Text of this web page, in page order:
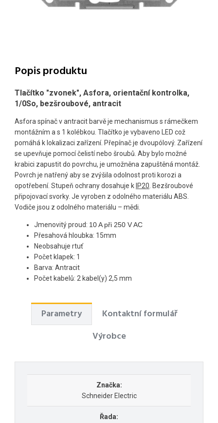
Popis produktu
Tlačítko "zvonek", Asfora, orientační kontrolka,
1/0So, bezšroubové, antracit
Asfora spínač v antracit barvě je mechanismus s rámečkem
montážním a s 1 kolébkou. Tlačítko je vybaveno LED což
pomáhá k lokalizaci zařízení. Přepínač je dvoupólový. Zařízení
se upevňuje pomocí čelistí nebo šroubů. Aby bylo možné
krabici zapustit do povrchu, je umožněna zapuštěná montáž.
Povrch je natřený aby se zvýšila odolnost proti korozi a
opotřebení. Stupeň ochrany dosahuje k IP20 . Bezšroubové
připojovací svorky. Je vyroben z odolného materiálu ABS.
Vodiče jsou z odolného materiálu – mědi.
Jmenovitý proud: 10 A při 250 V AC
Přesahová hloubka: 15mm
Neobsahuje rtuť
Počet klapek: 1
Barva: Antracit
Počet kabelů: 2 kabel(y) 2,5 mm
Parametry
Kontaktní formulář
Výrobce
Značka:
Schneider Electric
Řada: